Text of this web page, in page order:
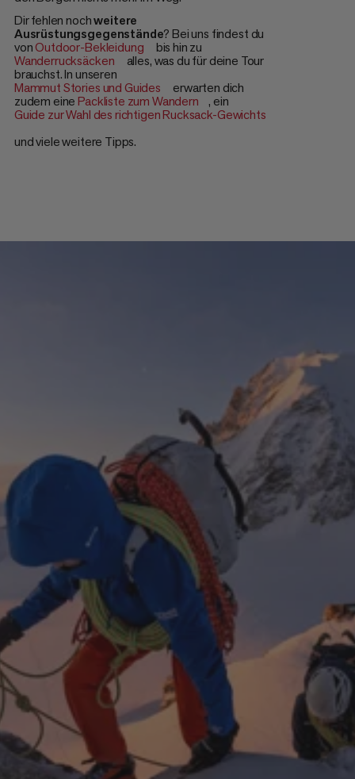
Dir fehlen nochweitere
Ausrüstungsgegenstände? Bei uns findest du
vonOutdoor-Bekleidung
bis hin zu
Wanderrucksäcken
alles, was du für deine Tour
brauchst. In unseren
Mammut Stories und Guides
erwarten dich
zudem einePackliste zum Wandern
, ein
Guide zur Wahl des richtigen Rucksack-Gewichts
und viele weitere Tipps.